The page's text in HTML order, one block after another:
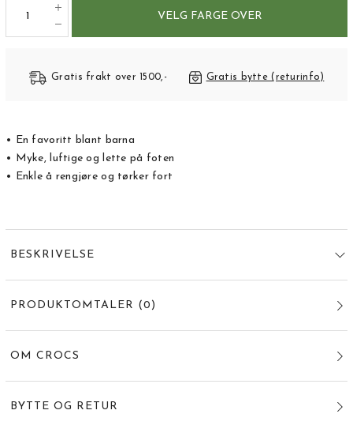
VELG FARGE OVER
Gratis frakt over 1500,- Gratis bytte (returinfo)
• En favoritt blant barna
• Myke, luftige og lette på foten
• Enkle å rengjøre og tørker fort
BESKRIVELSE
PRODUKTOMTALER (0 )
OM CROCS
BYTTE OG RETUR